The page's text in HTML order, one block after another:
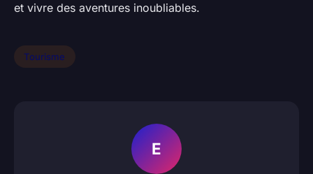
et vivre des aventures inoubliables.
Tourisme
E